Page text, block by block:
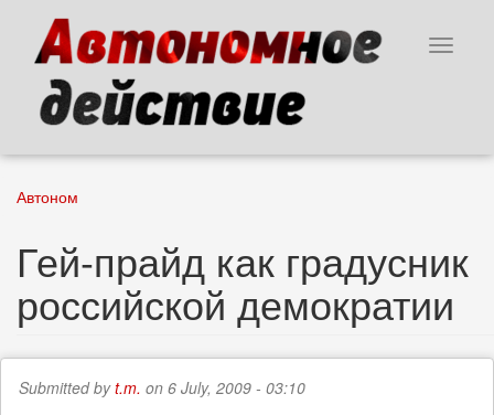
content
Toggle
Автоном
Гей-прайд как градусник
российской демократии
Submitted byt.m. on 6 July, 2009 - 03:10